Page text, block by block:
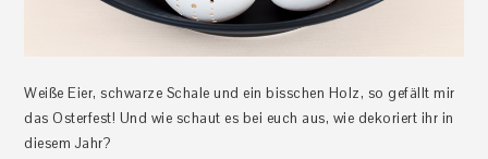
Weiße Eier, schwarze Schale und ein bisschen Holz, so gefällt mir
das Osterfest! Und wie schaut es bei euch aus, wie dekoriert ihr in
diesem Jahr?